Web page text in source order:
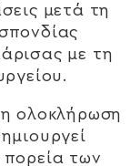
μετά τη
με τη
ολοκλήρωση
των